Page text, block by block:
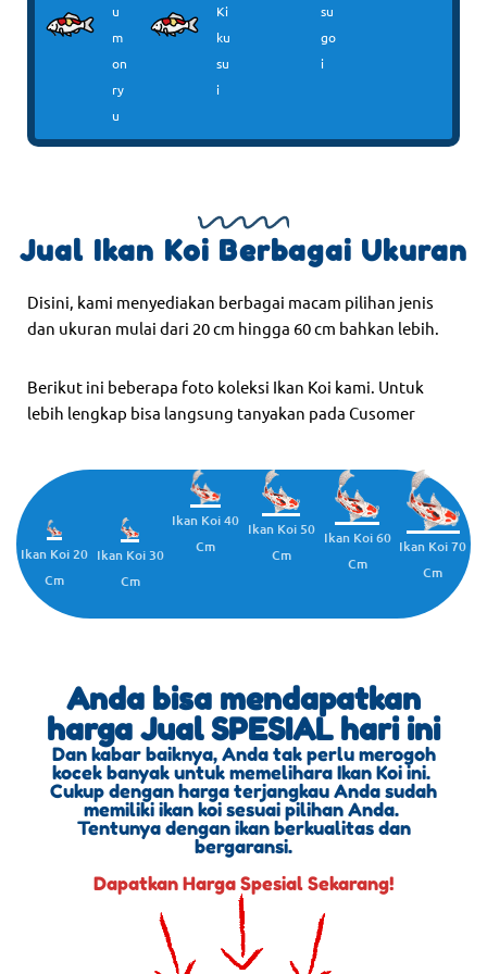
u
m
on
ry
u
Ki
ku
su
i
su
go
i
Jual Ikan Koi Berbagai Ukuran
Disini, kami menyediakan berbagai macam pilihan jenis
dan ukuran mulai dari 20 cm hingga 60 cm bahkan lebih.
Berikut ini beberapa foto koleksi Ikan Koi kami. Untuk
lebih lengkap bisa langsung tanyakan pada Cusomer
Ikan Koi 20
Cm
Ikan Koi 30
Cm
Ikan Koi 40
Cm
Ikan Koi 50
Cm
Ikan Koi 60
Cm
Ikan Koi 70
Cm
Anda bisa mendapatkan
harga Jual SPESIAL hari ini
Dan kabar baiknya, Anda tak perlu merogoh
kocek banyak untuk memelihara Ikan Koi ini.
Cukup dengan harga terjangkau Anda sudah
memiliki ikan koi sesuai pilihan Anda.
Tentunya dengan ikan berkualitas dan
bergaransi.
Dapatkan Harga Spesial Sekarang!